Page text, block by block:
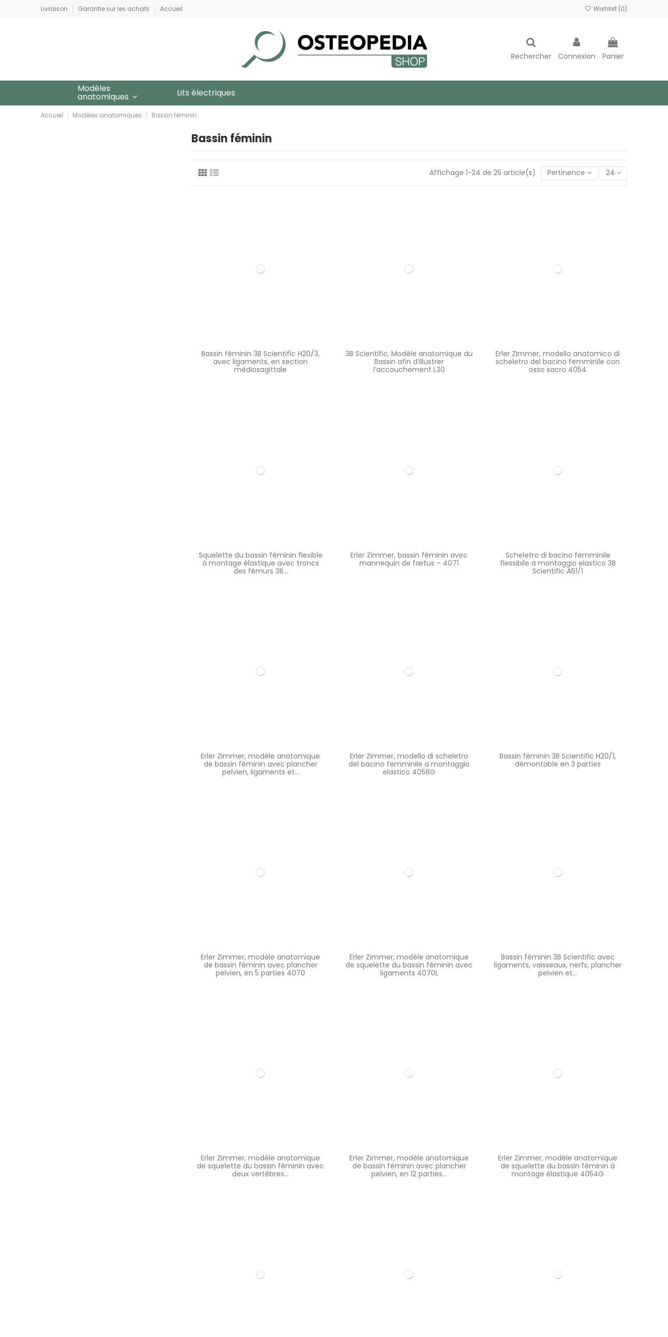
Livraison Garantie sur les achats Accueil Wishlist (0)
Rechercher Connexion Panier
Modèles
anatomiques Lits électriques
Accueil Modèles anatomiques Bassin féminin
Bassin féminin
Affichage 1-24 de 25 article(s) Pertinence 24
Bassin féminin 3B Scientific H20/3,
avec ligaments, en section
médiosagittale
3B Scientific, Modèle anatomique du
Bassin afin d’illustrer
l’accouchement L30
Erler Zimmer, modello anatomico di
scheletro del bacino femminile con
osso sacro 4054
Squelette du bassin féminin flexible
à montage élastique avec troncs
des fémurs 3B...
Erler Zimmer, bassin féminin avec
mannequin de fœtus – 4071
Scheletro di bacino femminile
flessibile a montaggio elastico 3B
Scientific A61/1
Erler Zimmer, modèle anatomique
de bassin féminin avec plancher
pelvien, ligaments et...
Erler Zimmer, modello di scheletro
del bacino femminile a montaggio
elastico 4058G
Bassin féminin 3B Scientific H20/1,
démontable en 3 parties
Erler Zimmer, modèle anatomique
de bassin féminin avec plancher
pelvien, en 5 parties 4070
Erler Zimmer, modèle anatomique
de squelette du bassin féminin avec
ligaments 4070L
Bassin féminin 3B Scientific avec
ligaments, vaisseaux, nerfs, plancher
pelvien et...
Erler Zimmer, modèle anatomique
de squelette du bassin féminin avec
deux vertèbres...
Erler Zimmer, modèle anatomique
de bassin féminin avec plancher
pelvien, en 12 parties...
Erler Zimmer, modèle anatomique
de squelette du bassin féminin à
montage élastique 4054G